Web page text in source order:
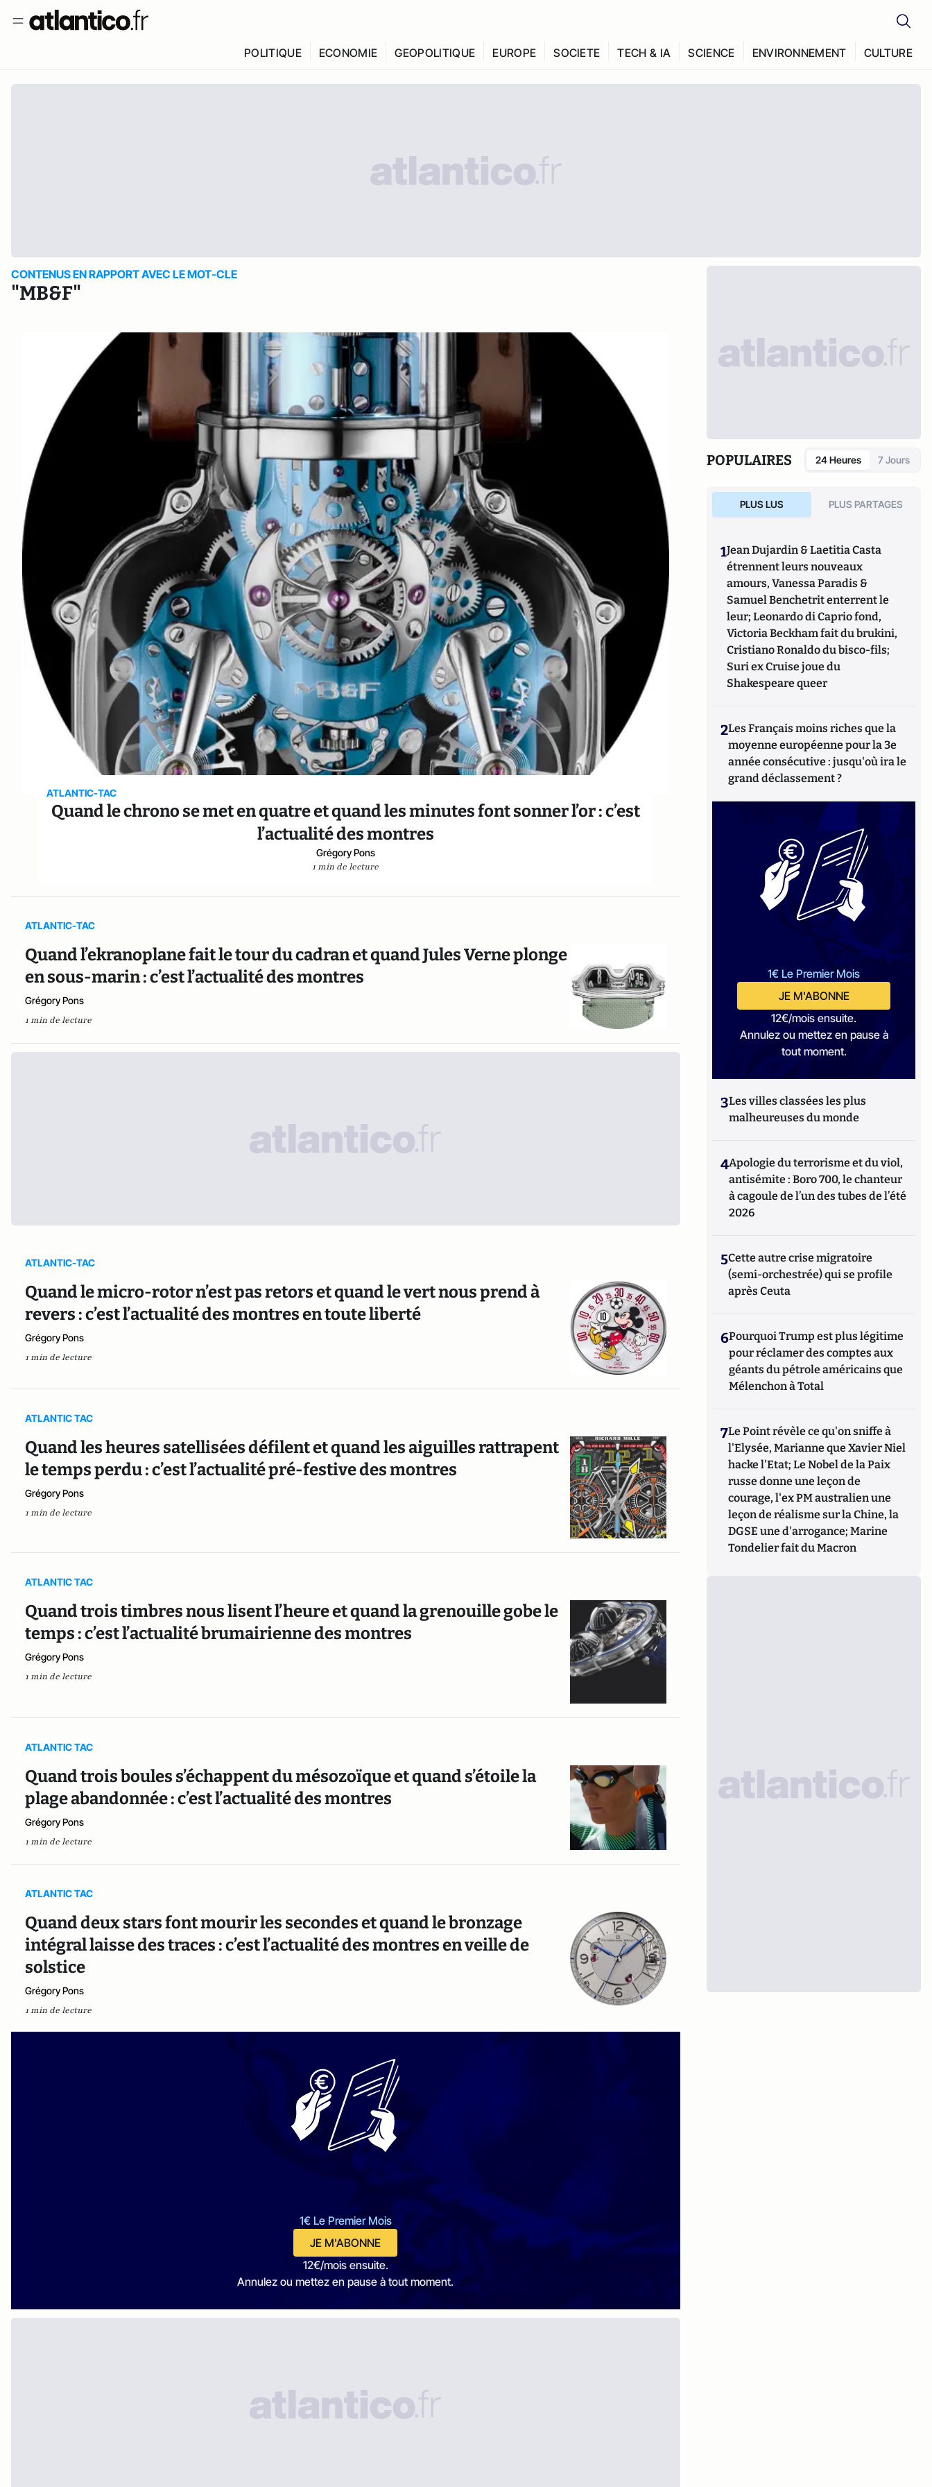
POLITIQUE ECONOMIE GEOPOLITIQUE EUROPE SOCIETE TECH & IA SCIENCE ENVIRONNEMENT CULTURE
CONTENUS EN RAPPORT AVEC LE MOT-CLE
"MB&F"
ATLANTIC-TAC
Quand le chrono se met en quatre et quand les minutes font sonner l’or : c’est
l’actualité des montres
Grégory Pons
1 min de lecture
ATLANTIC-TAC
Quand l’ekranoplane fait le tour du cadran et quand Jules Verne plonge
en sous-marin : c’est l’actualité des montres
Grégory Pons
1 min de lecture
ATLANTIC-TAC
Quand le micro-rotor n’est pas retors et quand le vert nous prend à
revers : c’est l’actualité des montres en toute liberté
Grégory Pons
1 min de lecture
ATLANTIC TAC
Quand les heures satellisées défilent et quand les aiguilles rattrapent
le temps perdu : c’est l’actualité pré-festive des montres
Grégory Pons
1 min de lecture
ATLANTIC TAC
Quand trois timbres nous lisent l’heure et quand la grenouille gobe le
temps : c’est l’actualité brumairienne des montres
Grégory Pons
1 min de lecture
ATLANTIC TAC
Quand trois boules s’échappent du mésozoïque et quand s’étoile la
plage abandonnée : c’est l’actualité des montres
Grégory Pons
1 min de lecture
ATLANTIC TAC
Quand deux stars font mourir les secondes et quand le bronzage
intégral laisse des traces : c’est l’actualité des montres en veille de
solstice
Grégory Pons
1 min de lecture
1€ Le Premier Mois
JE M'ABONNE
12€/mois ensuite.
Annulez ou mettez en pause à tout moment.
POPULAIRES 24 Heures 7 Jours
PLUS LUS PLUS PARTAGES
1Jean Dujardin & Laetitia Casta
étrennent leurs nouveaux
amours, Vanessa Paradis &
Samuel Benchetrit enterrent le
leur; Leonardo di Caprio fond,
Victoria Beckham fait du brukini,
Cristiano Ronaldo du bisco-fils;
Suri ex Cruise joue du
Shakespeare queer
2Les Français moins riches que la
moyenne européenne pour la 3e
année consécutive : jusqu'où ira le
grand déclassement ?
1€ Le Premier Mois
JE M'ABONNE
12€/mois ensuite.
Annulez ou mettez en pause à
tout moment.
3Les villes classées les plus
malheureuses du monde
4Apologie du terrorisme et du viol,
antisémite : Boro 700, le chanteur
à cagoule de l’un des tubes de l’été
2026
5Cette autre crise migratoire
(semi-orchestrée) qui se profile
après Ceuta
6Pourquoi Trump est plus légitime
pour réclamer des comptes aux
géants du pétrole américains que
Mélenchon à Total
7Le Point révèle ce qu'on sniffe à
l'Elysée, Marianne que Xavier Niel
hacke l'Etat; Le Nobel de la Paix
russe donne une leçon de
courage, l'ex PM australien une
leçon de réalisme sur la Chine, la
DGSE une d'arrogance; Marine
Tondelier fait du Macron